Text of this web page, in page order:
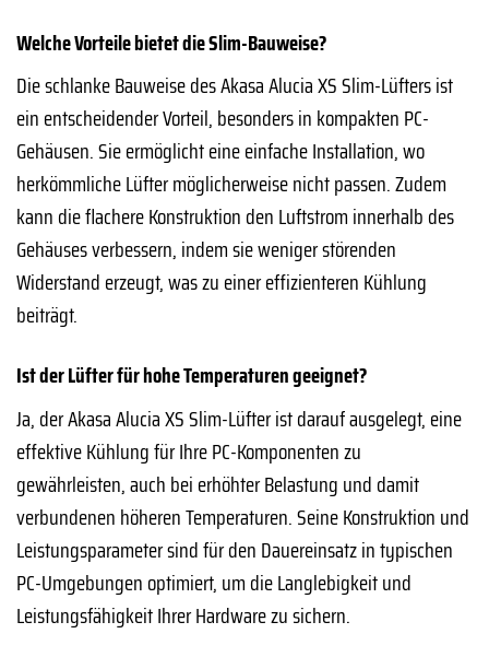
Welche Vorteile bietet die Slim-Bauweise?
Die schlanke Bauweise des Akasa Alucia XS Slim-Lüfters ist
ein entscheidender Vorteil, besonders in kompakten PC-
Gehäusen. Sie ermöglicht eine einfache Installation, wo
herkömmliche Lüfter möglicherweise nicht passen. Zudem
kann die flachere Konstruktion den Luftstrom innerhalb des
Gehäuses verbessern, indem sie weniger störenden
Widerstand erzeugt, was zu einer effizienteren Kühlung
beiträgt.
Ist der Lüfter für hohe Temperaturen geeignet?
Ja, der Akasa Alucia XS Slim-Lüfter ist darauf ausgelegt, eine
effektive Kühlung für Ihre PC-Komponenten zu
gewährleisten, auch bei erhöhter Belastung und damit
verbundenen höheren Temperaturen. Seine Konstruktion und
Leistungsparameter sind für den Dauereinsatz in typischen
PC-Umgebungen optimiert, um die Langlebigkeit und
Leistungsfähigkeit Ihrer Hardware zu sichern.